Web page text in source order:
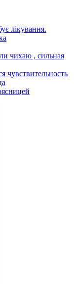
лікування.
чихаю , сильная
чувствительность